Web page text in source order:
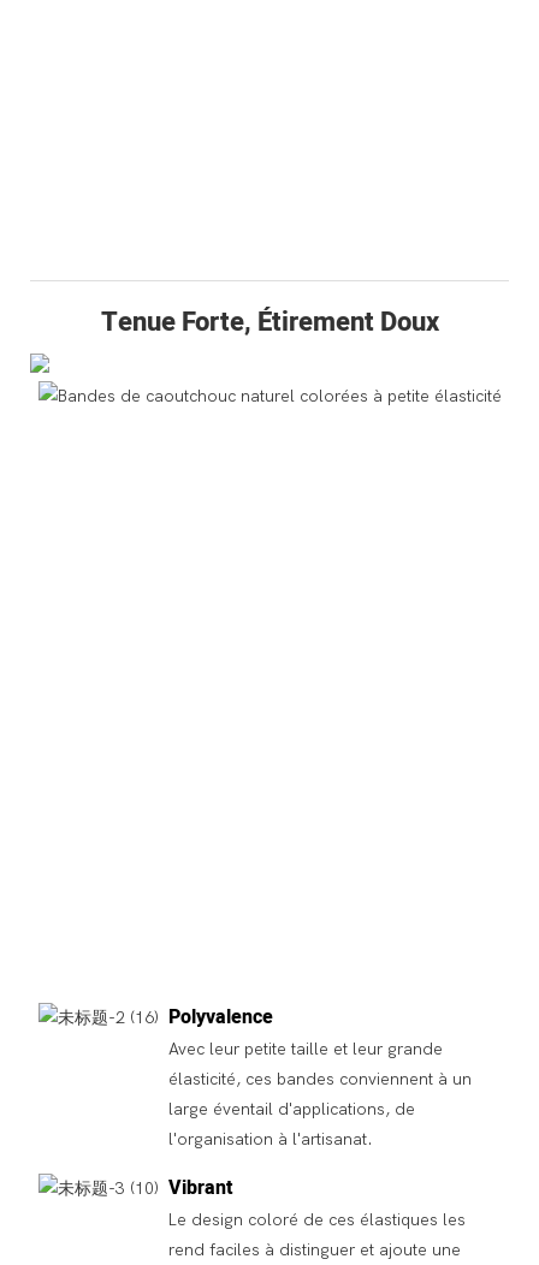
Tenue Forte, Étirement Doux
Polyvalence
Avec leur petite taille et leur grande
élasticité, ces bandes conviennent à un
large éventail d'applications, de
l'organisation à l'artisanat.
Vibrant
Le design coloré de ces élastiques les
rend faciles à distinguer et ajoute une